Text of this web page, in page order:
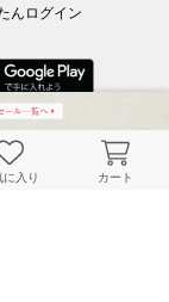
んログイン
に入り カート